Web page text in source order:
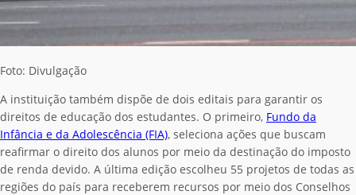
Foto: Divulgação
A instituição também dispõe de dois editais para garantir os
direitos de educação dos estudantes. O primeiro, Fundo da
Infância e da Adolescência (FIA), seleciona ações que buscam
reafirmar o direito dos alunos por meio da destinação do imposto
de renda devido. A última edição escolheu 55 projetos de todas as
regiões do país para receberem recursos por meio dos Conselhos